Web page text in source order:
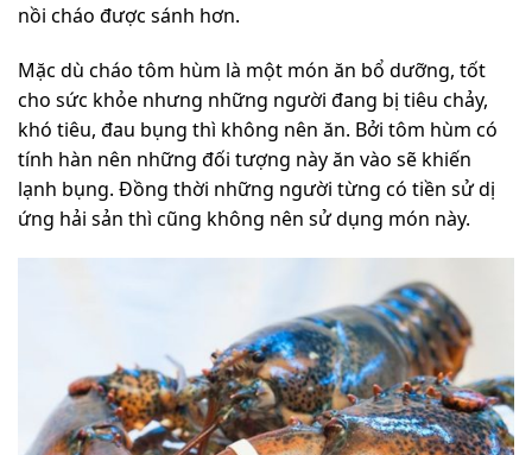
nồi cháo được sánh hơn.
Mặc dù cháo tôm hùm là một món ăn bổ dưỡng, tốt
cho sức khỏe nhưng những người đang bị tiêu chảy,
khó tiêu, đau bụng thì không nên ăn. Bởi tôm hùm có
tính hàn nên những đối tượng này ăn vào sẽ khiến
lạnh bụng. Đồng thời những người từng có tiền sử dị
ứng hải sản thì cũng không nên sử dụng món này.